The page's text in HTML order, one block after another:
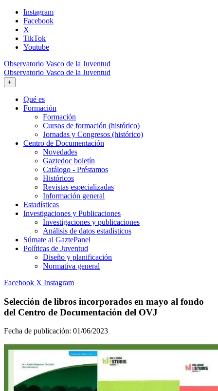
Instagram
Facebook
X
TikTok
Youtube
Observatorio Vasco de la Juventud
Observatorio Vasco de la Juventud
+
Qué es
Formación
Formación
Cursos de formación (histórico)
Jornadas y Congresos (histórico)
Centro de Documentación
Novedades
Gaztedoc boletín
Catálogo - Préstamos
Históricos
Revistas especializadas
Información general
Estadísticas
Investigaciones y Publicaciones
Investigaciones y publicaciones
Análisis de datos estadísticos
Súmate al GaztePanel
Políticas de Juventud
Diseño y planificación
Normativa general
Facebook X Instagram
Selección de libros incorporados en mayo al fondo
del Centro de Documentación del OVJ
Fecha de publicación: 01/06/2023